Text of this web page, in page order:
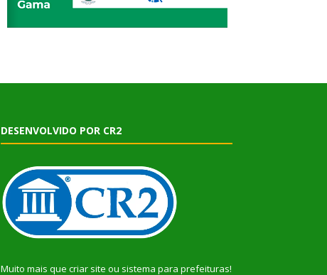
DESENVOLVIDO POR CR2
Muito mais que criar site ou sistema para prefeituras!